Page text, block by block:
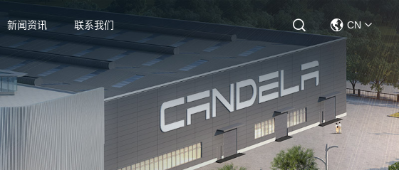
CN
新闻资讯 联系我们